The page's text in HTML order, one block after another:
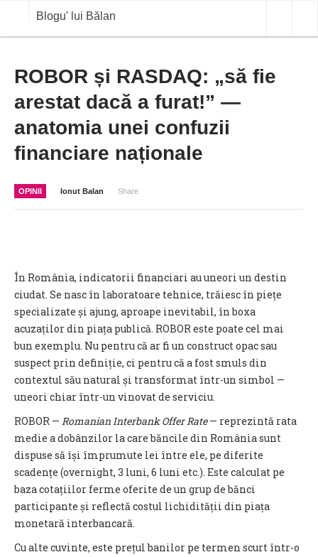
Blogu' lui Bălan
OPINII
ANALIZE
BLOG IN DIALOG
STIRI
CURS VALUTAR IN TIMP REAL
ROBOR și RASDAQ: „să fie
arestat dacă a furat!” —
anatomia unei confuzii
financiare naționale
OPINII Ionut Balan Share
În România, indicatorii financiari au uneori un destin
ciudat. Se nasc în laboratoare tehnice, trăiesc în piețe
specializate și ajung, aproape inevitabil, în boxa
acuzaților din piața publică. ROBOR este poate cel mai
bun exemplu. Nu pentru că ar fi un construct opac sau
suspect prin definiție, ci pentru că a fost smuls din
contextul său natural și transformat într-un simbol —
uneori chiar într-un vinovat de serviciu.
ROBOR — Romanian Interbank Offer Rate— reprezintă rata
medie a dobânzilor la care băncile din România sunt
dispuse să își împrumute lei între ele, pe diferite
scadențe (overnight, 3 luni, 6 luni etc.). Este calculat pe
baza cotațiilor ferme oferite de un grup de bănci
participante și reflectă costul lichidității din piața
monetară interbancară.
Cu alte cuvinte, este prețul banilor pe termen scurt într-o